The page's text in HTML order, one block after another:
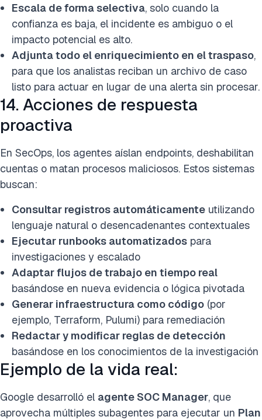
Escala de forma selectiva, solo cuando la
confianza es baja, el incidente es ambiguo o el
impacto potencial es alto.
Adjunta todo el enriquecimiento en el traspaso,
para que los analistas reciban un archivo de caso
listo para actuar en lugar de una alerta sin procesar.
14. Acciones de respuesta
proactiva
En SecOps, los agentes aíslan endpoints, deshabilitan
cuentas o matan procesos maliciosos. Estos sistemas
buscan:
Consultar registros automáticamente utilizando
lenguaje natural o desencadenantes contextuales
Ejecutar runbooks automatizados para
investigaciones y escalado
Adaptar flujos de trabajo en tiempo real
basándose en nueva evidencia o lógica pivotada
Generar infraestructura como código (por
ejemplo, Terraform, Pulumi) para remediación
Redactar y modificar reglas de detección
basándose en los conocimientos de la investigación
Ejemplo de la vida real:
Google desarrolló el agente SOC Manager, que
aprovecha múltiples subagentes para ejecutar un Plan